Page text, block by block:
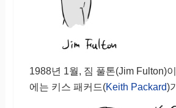
1988년 1월, 짐 풀톤(Jim Fulton)
에는 키스 패커드(Keith Packard)